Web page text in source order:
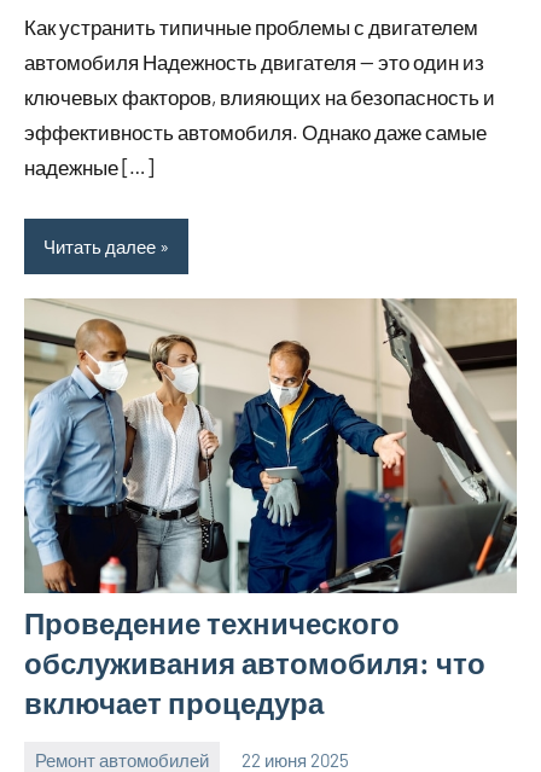
Как устранить типичные проблемы с двигателем
автомобиля Надежность двигателя — это один из
ключевых факторов, влияющих на безопасность и
эффективность автомобиля. Однако даже самые
надежные […]
Читать далее
Проведение технического
обслуживания автомобиля: что
включает процедура
Ремонт автомобилей 22 июня 2025